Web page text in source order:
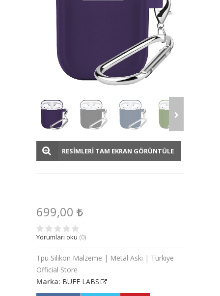
RESİMLERİ TAM EKRAN GÖRÜNTÜLE
699,00
Yorumları oku (0)
Tpu Silikon Malzeme | Metal Askı | Türkiye
Official Store
Marka: BUFF LABS